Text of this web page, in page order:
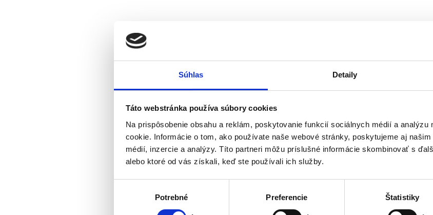
Súhlas Detaily
Táto webstránka používa súbory cookies
Na prispôsobenie obsahu a reklám, poskytovanie funkcií sociálnych médií a
cookie. Informácie o tom, ako používate naše webové stránky, poskytujeme aj
médií, inzercie a analýzy. Títo partneri môžu príslušné informácie skombinovať s
alebo ktoré od vás získali, keď ste používali ich služby.
Potrebné
Stav:
Zapnuté
Preferencie
Stav:
Vypnuté
Štatistiky
Stav:
Vypnuté